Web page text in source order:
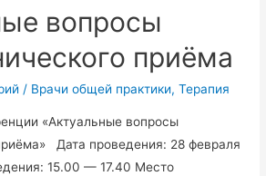
вопросы
приёма
/ Врачи общей практики,Терапия
«Актуальные вопросы
Дата проведения: 28 февраля
15.00 — 17.40 Место